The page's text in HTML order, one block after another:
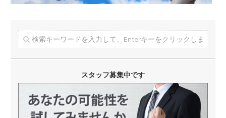
スタッフ募集中です